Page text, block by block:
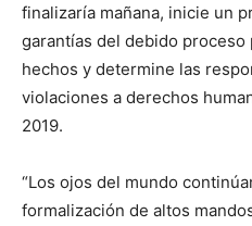
finalizaría mañana, inicie un
garantías del debido
hechos y determine las
violaciones a derechos
2019.
“Los ojos del mundo
formalización de altos